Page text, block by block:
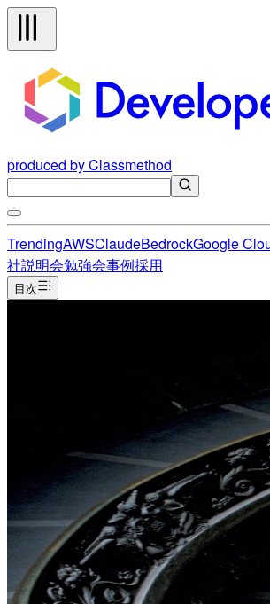
produced by Classmethod
TrendingAWSClaudeBedrockGoogle
社説明会勉強会事例採用
目次